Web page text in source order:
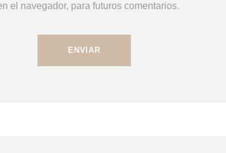
el navegador, para futuros comentarios.